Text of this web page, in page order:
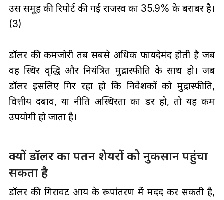
उस समूह की रिपोर्ट की गई राजस्व का 35.9% के बराबर है।
(3)
डॉलर की कमजोरी तब सबसे अधिक फायदेमंद होती है जब
वह स्थिर वृद्धि और नियंत्रित मुद्रास्फीति के साथ हो। जब
डॉलर इसलिए गिर रहा हो कि निवेशकों को मुद्रास्फीति,
वित्तीय दबाव, या नीति अस्थिरता का डर हो, तो यह कम
उपयोगी हो जाता है।
क्यों डॉलर का पतन शेयरों को नुकसान पहुंचा
सकता है
डॉलर की गिरावट आय के रूपांतरण में मदद कर सकती है,